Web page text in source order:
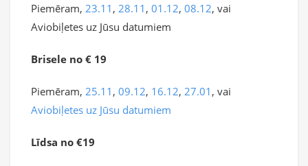
Piemēram, 23.11 , 28.11 , 01.12, 08.12, vai
Aviobiļetes uz Jūsu datumiem
Brisele no € 19
Piemēram, 25.11 , 09.12, 16.12, 27.01 , vai
Aviobiļetes uz Jūsu datumiem
Līdsa no €19